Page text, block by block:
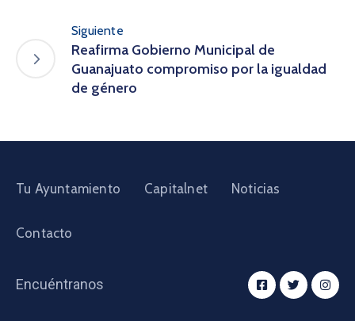
Siguiente
Reafirma Gobierno Municipal de
Guanajuato compromiso por la igualdad
de género
Tu Ayuntamiento Capitalnet Noticias
Contacto
Encuéntranos